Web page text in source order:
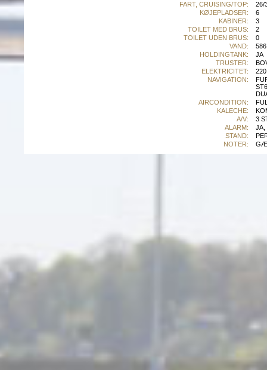
FART, CRUISING/TOP:
26/
KØJEPLADSER:
6
KABINER:
3
TOILET MED BRUS:
2
TOILET UDEN BRUS:
0
VAND:
HOLDINGTANK:
JA
TRUSTER:
ELEKTRICITET:
NAVIGATION:
AIRCONDITION:
KALECHE:
A/V:
3
ALARM:
JA,
STAND:
NOTER: